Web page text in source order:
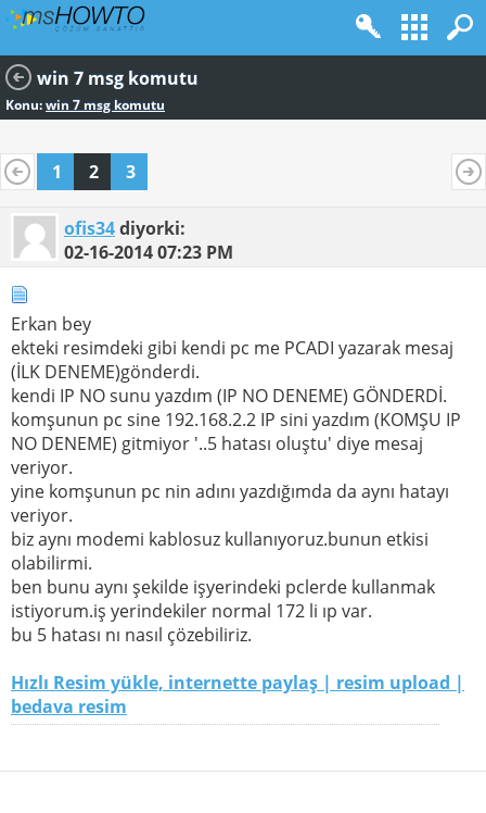
win 7 msg komutu
Konu:win 7 msg komutu
1 2 3
ofis34diyorki:
02-16-201407:23 PM
Erkan bey
ekteki resimdeki gibi kendi pc me PCADI yazarak mesaj
(İLK DENEME)gönderdi.
kendi IP NO sunu yazdım (IP NO DENEME) GÖNDERDİ.
komşunun pc sine 192.168.2.2 IP sini yazdım (KOMŞU IP
NO DENEME) gitmiyor '..5 hatası oluştu' diye mesaj
veriyor.
yine komşunun pc nin adını yazdığımda da aynı hatayı
veriyor.
biz aynı modemi kablosuz kullanıyoruz.bunun etkisi
olabilirmi.
ben bunu aynı şekilde işyerindeki pclerde kullanmak
istiyorum.iş yerindekiler normal 172 li ıp var.
bu 5 hatası nı nasıl çözebiliriz.
Hızlı Resim yükle, internette paylaş | resim upload |
bedava resim